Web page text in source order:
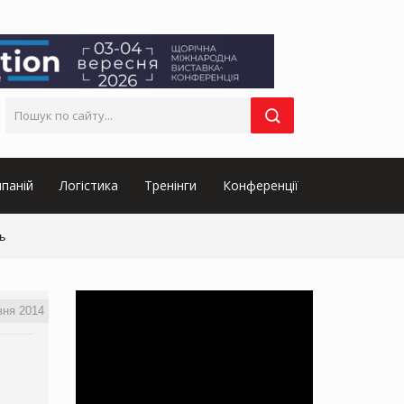
Логістика Тренінги Конференції
2014